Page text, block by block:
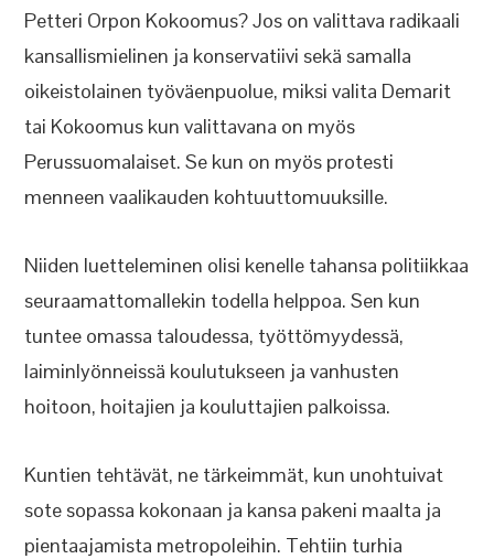
Petteri Orpon Kokoomus? Jos on valittava radikaali
kansallismielinen ja konservatiivi sekä samalla
oikeistolainen työväenpuolue, miksi valita Demarit
tai Kokoomus kun valittavana on myös
Perussuomalaiset. Se kun on myös protesti
menneen vaalikauden kohtuuttomuuksille.
Niiden luetteleminen olisi kenelle tahansa politiikkaa
seuraamattomallekin todella helppoa. Sen kun
tuntee omassa taloudessa, työttömyydessä,
laiminlyönneissä koulutukseen ja vanhusten
hoitoon, hoitajien ja kouluttajien palkoissa.
Kuntien tehtävät, ne tärkeimmät, kun unohtuivat
sote sopassa kokonaan ja kansa pakeni maalta ja
pientaajamista metropoleihin. Tehtiin turhia